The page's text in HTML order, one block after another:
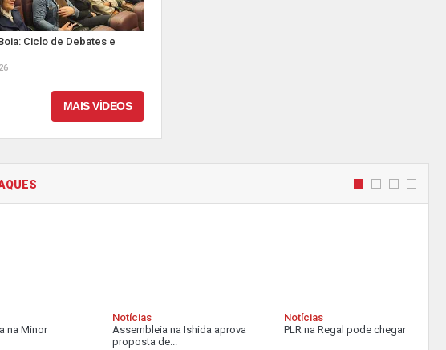
Ciclo de Debates e
MAIS VÍDEOS
na Minor
Notícias
Assembleia na Ishida aprova
proposta de...
Notícias
PLR na Regal pode chegar a...